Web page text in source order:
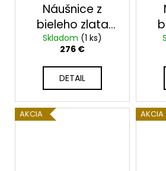
Náušnice z
bieleho zlata
23213B
Skladom (1 ks)
276 €
DETAIL
AKCIA AKCIA